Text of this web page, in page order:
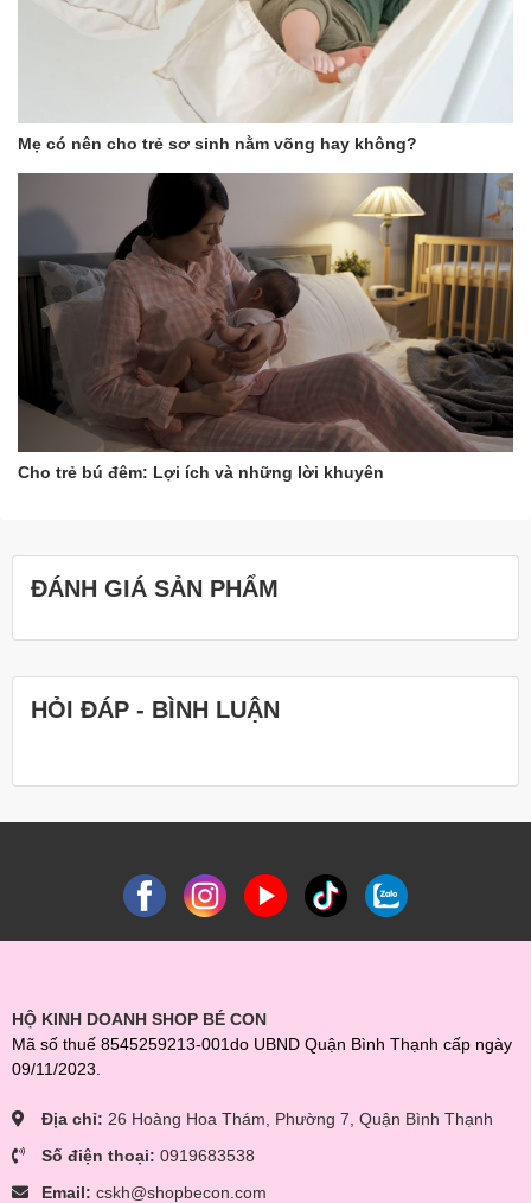
Mẹ có nên cho trẻ sơ sinh nằm võng hay không?
Cho trẻ bú đêm: Lợi ích và những lời khuyên
ĐÁNH GIÁ SẢN PHẨM
HỎI ĐÁP - BÌNH LUẬN
HỘ KINH DOANH SHOP BÉ CON
Mã số thuế 8545259213-001do UBND Quận Bình Thạnh cấp ngày
09/11/2023.
Địa chỉ: 26 Hoàng Hoa Thám, Phường 7, Quận Bình Thạnh
Số điện thoại: 0919683538
Email: cskh@shopbecon.com